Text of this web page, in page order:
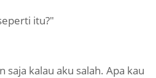
itu?"
kalau aku salah. Apa kau